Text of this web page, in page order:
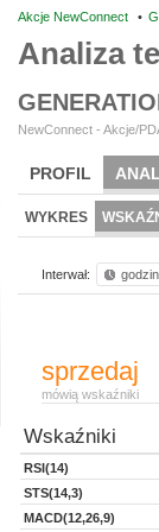
Akcje NewConnect •
Analiza
NewConnect - Akcje/
PROFIL
BR LAB
WYKRES
Interwał:
sprzedaj
mówią wskaźniki
Wskaźniki
RSI(14)
STS(14,3)
MACD(12,26,9)